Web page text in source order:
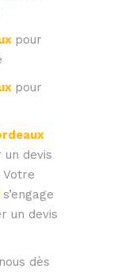
pour
pour
un devis
s’engage
un devis
dès